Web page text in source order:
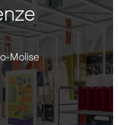
Molise